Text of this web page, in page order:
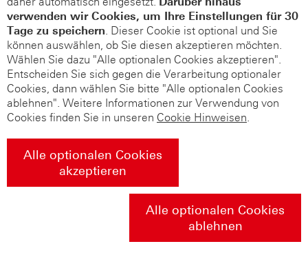
verwenden wir Cookies, um Ihre Einstellungen für 30
Tage zu speichern. Dieser Cookie ist optional und Sie
können auswählen, ob Sie diesen akzeptieren möchten.
Wählen Sie dazu "Alle optionalen Cookies akzeptieren".
Entscheiden Sie sich gegen die Verarbeitung optionaler
Cookies, dann wählen Sie bitte "Alle optionalen Cookies
ablehnen". Weitere Informationen zur Verwendung von
Cookies finden Sie in unseren Cookie Hinweisen.
Alle optionalen Cookies
akzeptieren
Alle optionalen Cookies
ablehnen